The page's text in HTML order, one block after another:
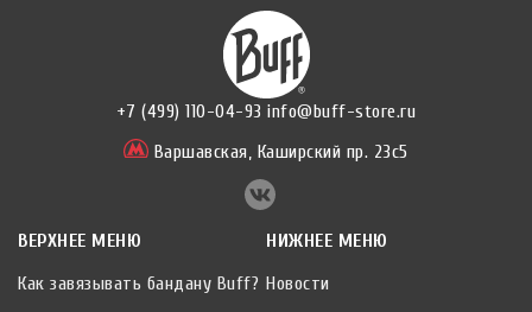
+7 (499) 110-04-93 info@buff-store.ru
Варшавская, Каширский пр. 23с5
ВЕРХНЕЕ МЕНЮ
Как завязывать бандану Buff?
НИЖНЕЕ МЕНЮ
Новости